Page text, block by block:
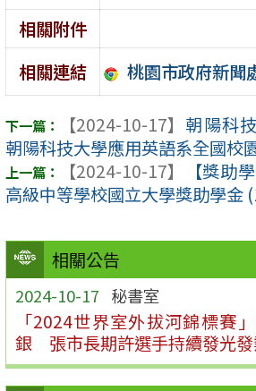
相關公告
2024-10-17 秘書室
「2024世界室外拔河錦標賽
銀 張市長期許選手持續發光
相關附件
相關連結
桃園市政府新聞
【2024-10-17】 朝陽科
朝陽科技大學應用英語系全國校
【2024-10-17】
【獎助
高級中等學校國立大學獎助學金